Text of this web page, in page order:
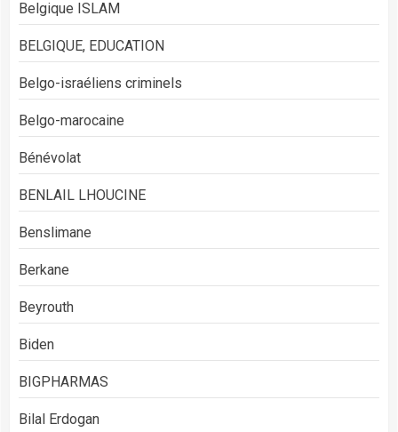
Belgique ISLAM
BELGIQUE, EDUCATION
Belgo-israéliens criminels
Belgo-marocaine
Bénévolat
BENLAIL LHOUCINE
Benslimane
Berkane
Beyrouth
Biden
BIGPHARMAS
Bilal Erdogan